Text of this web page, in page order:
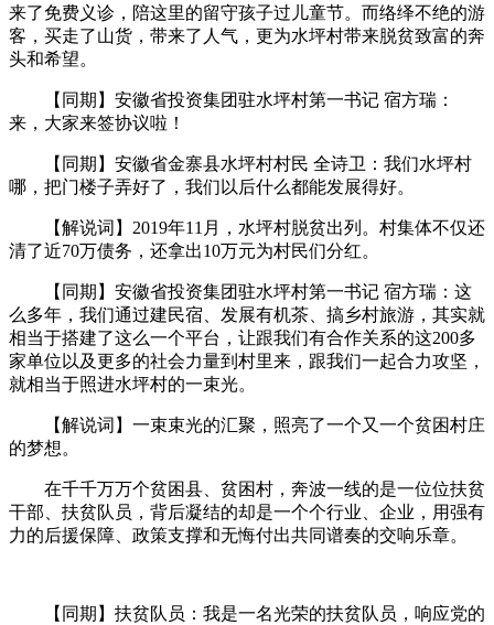
来了免费义诊，陪这里的留守孩子过儿童节。而络绎不绝的游
客，买走了山货，带来了人气，更为水坪村带来脱贫致富的奔
头和希望。
【同期】安徽省投资集团驻水坪村第一书记 宿方瑞：
来，大家来签协议啦！
【同期】安徽省金寨县水坪村村民 全诗卫：我们水坪村
哪，把门楼子弄好了，我们以后什么都能发展得好。
【解说词】2019年11月，水坪村脱贫出列。村集体不仅还
清了近70万债务，还拿出10万元为村民们分红。
【同期】安徽省投资集团驻水坪村第一书记 宿方瑞：这
么多年，我们通过建民宿、发展有机茶、搞乡村旅游，其实就
相当于搭建了这么一个平台，让跟我们有合作关系的这200多
家单位以及更多的社会力量到村里来，跟我们一起合力攻坚，
就相当于照进水坪村的一束光。
【解说词】一束束光的汇聚，照亮了一个又一个贫困村庄
的梦想。
在千千万万个贫困县、贫困村，奔波一线的是一位位扶贫
干部、扶贫队员，背后凝结的却是一个个行业、企业，用强有
力的后援保障、政策支撑和无悔付出共同谱奏的交响乐章。
【同期】扶贫队员：我是一名光荣的扶贫队员，响应党的